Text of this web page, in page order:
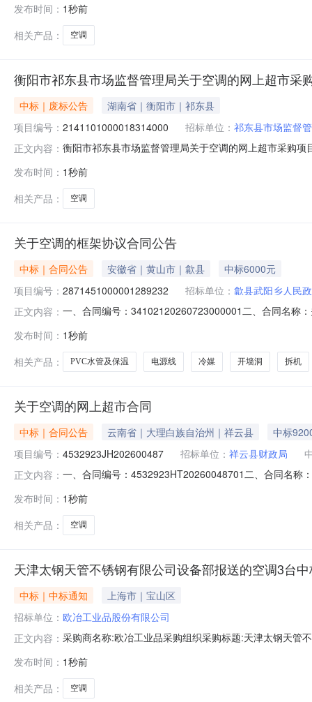
行政区划编码:650502项目所在行政区划名称:新疆维吾
发布时间： 1秒前
相关产品：
空调
衡阳市祁东县市场监督管理局关于空调的网上超市采
中标｜废标公告
湖南省｜衡阳市｜祁东县
项目编号： 2141101000018314000 招标单位： 祁东县市场监督
正文内容： 衡阳市祁东县市场监督管理局关于空调的网上超市采购
下单补充说明:信息填写-错误八、其他事项：https://
发布时间： 1秒前
相关产品：
空调
关于空调的框架协议合同公告
中标｜合同公告 安徽省｜黄山市｜歙县
中标6000元
项目编号： 2871451000001289232 招标单位： 歙县武阳乡人民
正文内容： 一、合同编号：34102120260723000001二、合同名称
花山路2号联系方式：15955909211六、合同主要信息
发布时间： 1秒前
相关产品：
PVC水管及保温 电源线 冷媒 开墙洞 拆机
关于空调的网上超市合同
中标｜合同公告 云南省｜大理白族自治州｜祥云县
中标
项目编号： 4532923JH202600487 招标单位： 祥云县财政局
正文内容： 一、合同编号：4532923HT20260048701二、合同名称
限公司六、合同主要信息主要标的名称：祥云县财政局
发布时间： 1秒前
相关产品：
空调
天津太钢天管不锈钢有限公司设备部报送的空调3台
中标｜中标通知
上海市｜宝山区
招标单位： 欧冶工业品股份有限公司
正文内容： 采购商名称:欧冶工业品采购组织采购标题:天津太钢天管
发布时间： 1秒前
相关产品：
空调